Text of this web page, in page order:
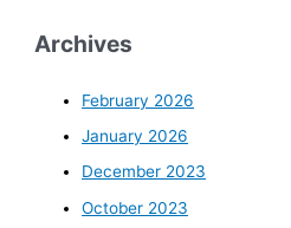
Archives
February 2026
January 2026
December 2023
October 2023